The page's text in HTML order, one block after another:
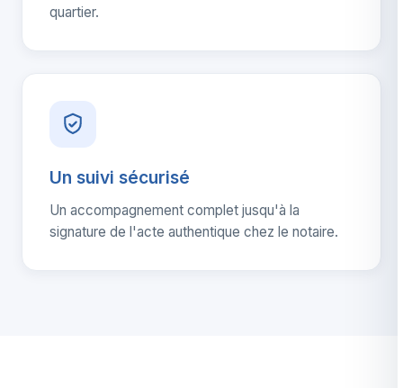
quartier.
Un suivi sécurisé
Un accompagnement complet jusqu'à la
signature de l'acte authentique chez le notaire.